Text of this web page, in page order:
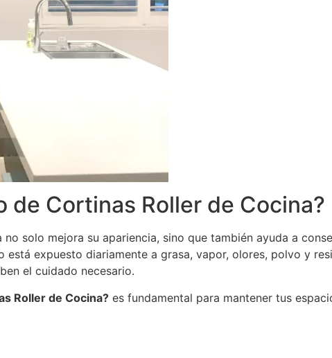
de Cortinas Roller de Cocina?
solo mejora su apariencia, sino que también ayuda a
expuesto diariamente a grasa, vapor, olores, polvo y
el cuidado necesario.
Roller de Cocina? es fundamental para mantener tus